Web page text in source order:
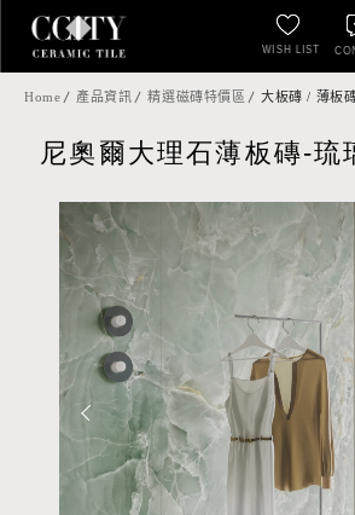
WISH LIST
Home 產品資訊 精選磁磚特價區 大板磚 / 薄板
尼奧爾大理石薄板磚-琉